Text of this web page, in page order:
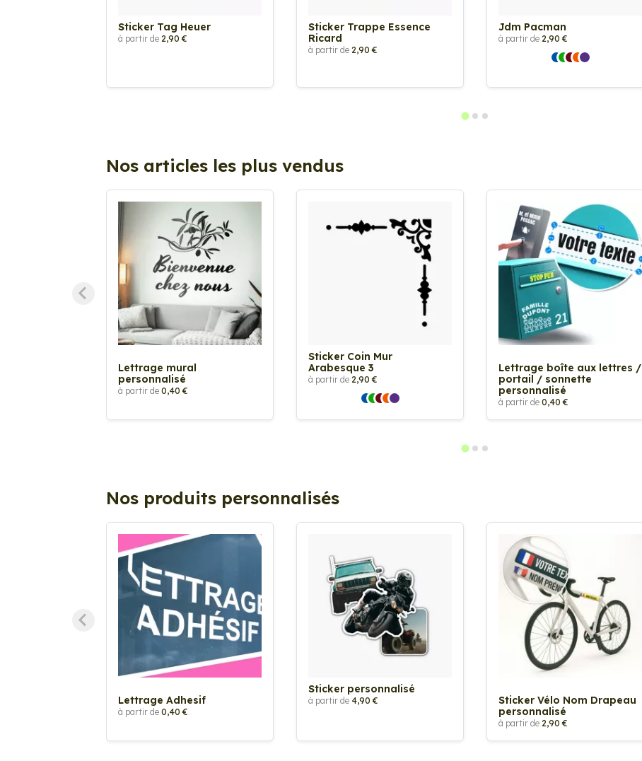
Sticker Tag Heuer
à partir de 2,90 €
Sticker Trappe Essence
Ricard
à partir de 2,90 €
Jdm Pacman
à partir de 2,90 €
Nos articles les plus vendus
Lettrage mural
personnalisé
à partir de 0,40 €
Sticker Coin Mur
Arabesque 3
à partir de 2,90 €
Lettrage boîte aux lettres /
portail / sonnette
personnalisé
à partir de 0,40 €
Nos produits personnalisés
Lettrage Adhesif
à partir de 0,40 €
Sticker personnalisé
à partir de 4,90 €
Sticker Vélo Nom Drapeau
personnalisé
à partir de 2,90 €